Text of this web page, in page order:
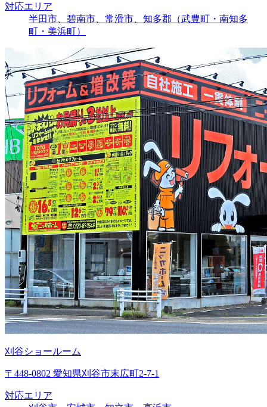
対応エリア
半田市、碧南市、常滑市、知多郡（武豊町・南知多
町・美浜町）
刈谷ショールーム
〒448-0802 愛知県刈谷市末広町2-7-1
対応エリア